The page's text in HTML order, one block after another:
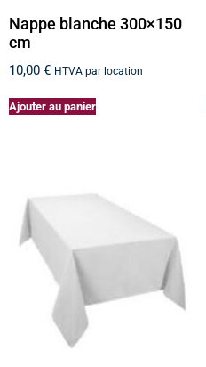
Nappe blanche 300×150
cm
10,00 € HTVA par location
Ajouter au panier